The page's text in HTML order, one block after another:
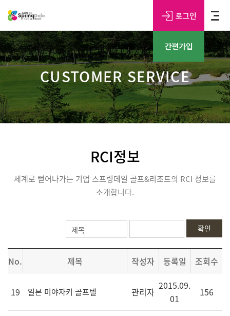
CUSTOMER SERVICE
RCI정보
세계로 뻗어나가는 기업 스프링데일 골프&리조트의 RCI 정보를
소개합니다.
확인
No. 제목 작성자 등록일 조회수
19 일본 미야자키 골프텔 관리자
2015.09.
01
156